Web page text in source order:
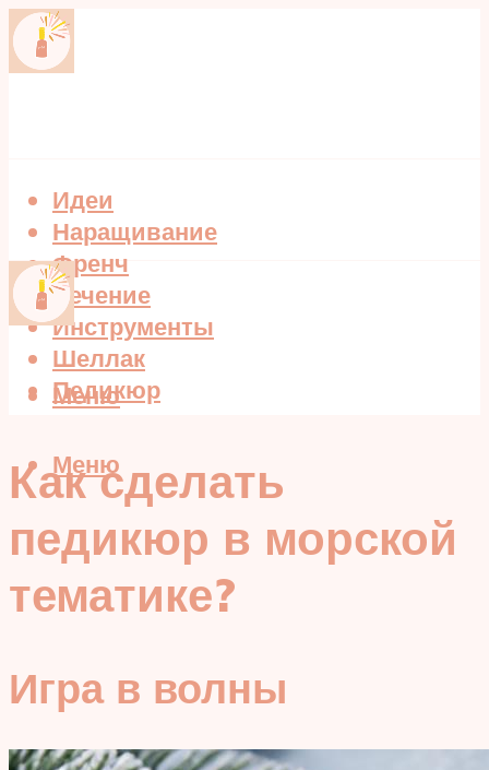
Идеи
Наращивание
Френч
Лечение
Инструменты
Шеллак
Педикюр
Меню
Меню
Как сделать
педикюр в морской
тематике?
Игра в волны